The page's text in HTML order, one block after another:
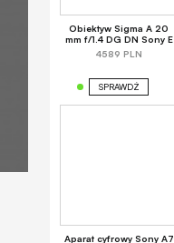
Obiektyw Sigma A 20
mm f/1.4 DG DN Sony E
4589 PLN
SPRAWDŹ
Aparat cyfrowy Sony A7